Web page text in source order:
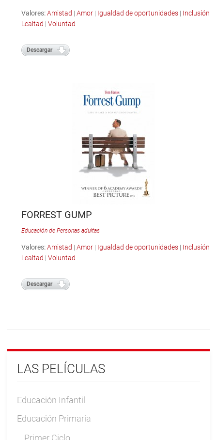
Valores:Amistad | Amor| Igualdad de oportunidades| Inclusión
Lealtad | Voluntad
Descargar
FORREST GUMP
Educación de Personas adultas
Valores:Amistad | Amor| Igualdad de oportunidades| Inclusión
Lealtad | Voluntad
Descargar
LAS PELÍCULAS
Educación Infantil
Educación Primaria
Primer Ciclo